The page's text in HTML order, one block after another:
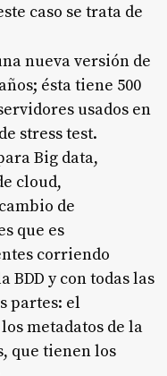
caso se trata de
nueva versión de
ésta tiene 500
usados en
stress test.
Big data,
cloud,
de
que es
corriendo
y con todas las
partes: el
metadatos de la
que tienen los